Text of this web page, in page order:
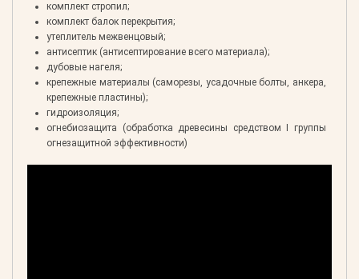
комплект стропил;
комплект балок перекрытия;
утеплитель межвенцовый;
антисептик (антисептирование всего материала);
дубовые нагеля;
крепежные материалы (саморезы, усадочные болты, анкера,
крепежные пластины);
гидроизоляция;
огнебиозащита (обработка древесины средством I группы
огнезащитной эффективности)